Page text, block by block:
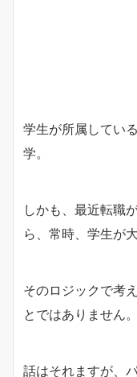
学生が所属してい
学。
しかも、最近転職
ら、常時、学生が
そのロジックで考
とではありません。
話はそれますが、